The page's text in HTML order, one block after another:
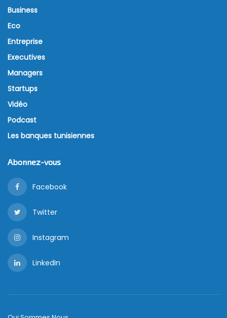
Business
Eco
Entreprise
Executives
Managers
Startups
Vidéo
Podcast
Les banques tunisiennes
Abonnez-vous
Facebook
Twitter
Instagram
LinkedIn